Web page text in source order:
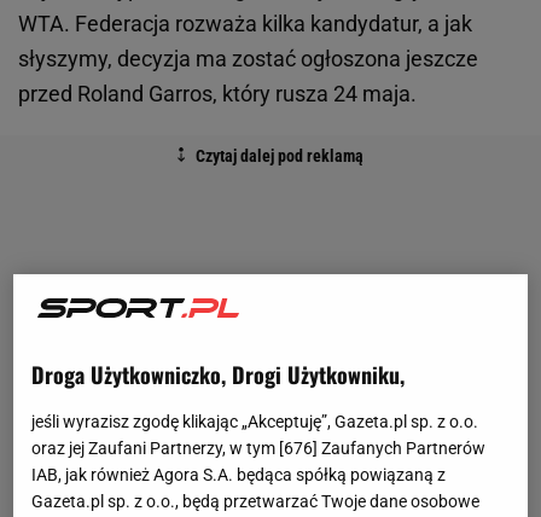
WTA. Federacja rozważa kilka kandydatur, a jak
słyszymy, decyzja ma zostać ogłoszona jeszcze
przed Roland Garros, który rusza 24 maja.
Droga Użytkowniczko, Drogi Użytkowniku,
jeśli wyrazisz zgodę klikając „Akceptuję”, Gazeta.pl sp. z o.o.
oraz jej Zaufani Partnerzy, w tym [676] Zaufanych Partnerów
IAB, jak również Agora S.A. będąca spółką powiązaną z
Gazeta.pl sp. z o.o., będą przetwarzać Twoje dane osobowe